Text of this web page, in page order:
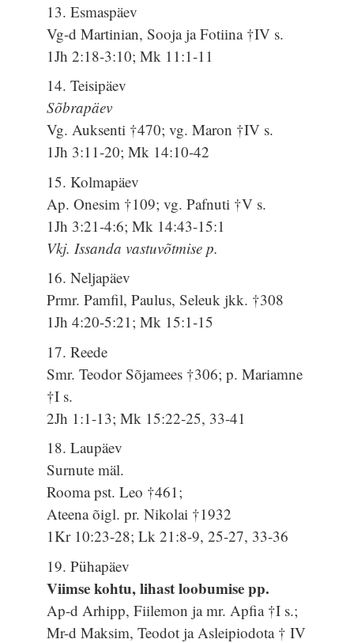
13. Esmaspäev
Vg-d Martinian, Sooja ja Fotiina †IV s.
1Jh 2:18-3:10; Mk 11:1-11
14. Teisipäev
Sõbrapäev
Vg. Auksenti †470; vg. Maron †IV s.
1Jh 3:11-20; Mk 14:10-42
15. Kolmapäev
Ap. Onesim †109; vg. Pafnuti †V s.
1Jh 3:21-4:6; Mk 14:43-15:1
Vkj. Issanda vastuvõtmise p.
16. Neljapäev
Prmr. Pamfil, Paulus, Seleuk jkk. †308
1Jh 4:20-5:21; Mk 15:1-15
17. Reede
Smr. Teodor Sõjamees †306; p. Mariamne
†I s.
2Jh 1:1-13; Mk 15:22-25, 33-41
18. Laupäev
Surnute mäl.
Rooma pst. Leo †461;
Ateena õigl. pr. Nikolai †1932
1Kr 10:23-28; Lk 21:8-9, 25-27, 33-36
19. Pühapäev
Viimse kohtu, lihast loobumise pp.
Ap-d Arhipp, Fiilemon ja mr. Apfia †I s.;
Mr-d Maksim, Teodot ja Asleipiodota † IV